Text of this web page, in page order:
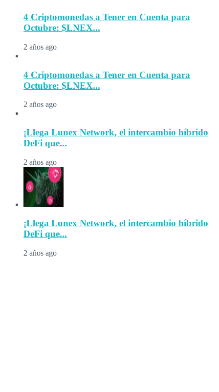
4 Criptomonedas a Tener en Cuenta para
Octubre: $LNEX...
2 años ago
4 Criptomonedas a Tener en Cuenta para
Octubre: $LNEX...
2 años ago
¡Llega Lunex Network, el intercambio híbrido
DeFi que...
2 años ago
¡Llega Lunex Network, el intercambio híbrido
DeFi que...
2 años ago